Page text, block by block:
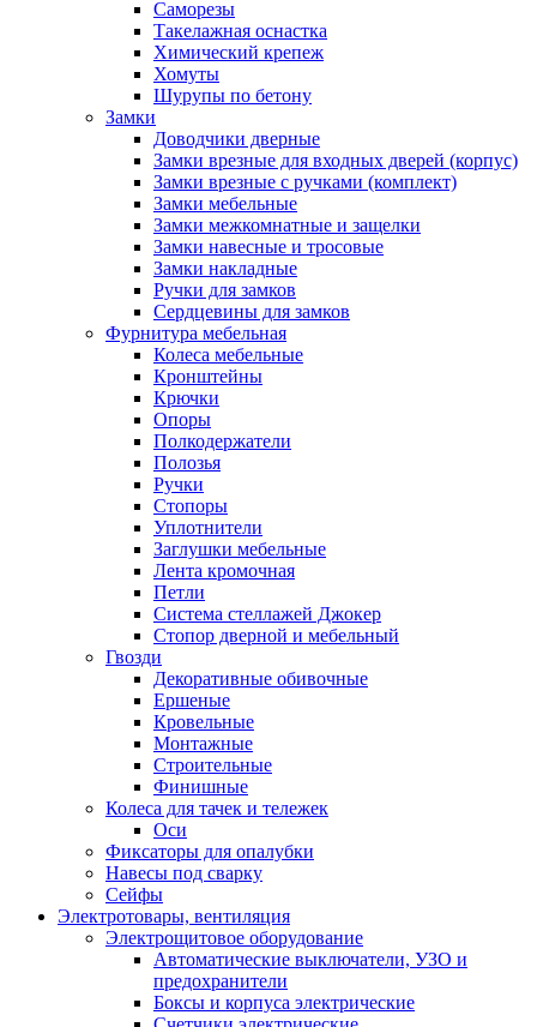
Саморезы
Такелажная оснастка
Химический крепеж
Хомуты
Шурупы по бетону
Замки
Доводчики дверные
Замки врезные для входных дверей (корпус)
Замки врезные с ручками (комплект)
Замки мебельные
Замки межкомнатные и защелки
Замки навесные и тросовые
Замки накладные
Ручки для замков
Сердцевины для замков
Фурнитура мебельная
Колеса мебельные
Кронштейны
Крючки
Опоры
Полкодержатели
Полозья
Ручки
Стопоры
Уплотнители
Заглушки мебельные
Лента кромочная
Петли
Система стеллажей Джокер
Стопор дверной и мебельный
Гвозди
Декоративные обивочные
Ершеные
Кровельные
Монтажные
Строительные
Финишные
Колеса для тачек и тележек
Оси
Фиксаторы для опалубки
Навесы под сварку
Сейфы
Электротовары, вентиляция
Электрощитовое оборудование
Автоматические выключатели, УЗО и
предохранители
Боксы и корпуса электрические